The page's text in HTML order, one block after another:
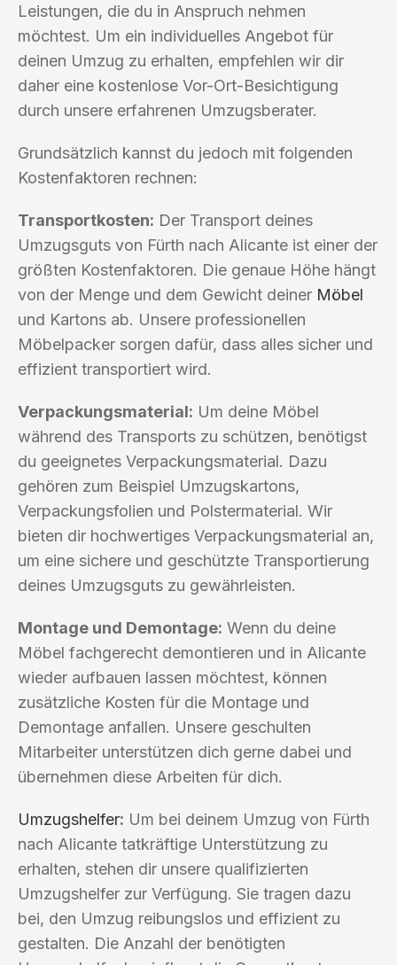
Leistungen, die du in Anspruch nehmen
möchtest. Um ein individuelles Angebot für
deinen Umzug zu erhalten, empfehlen wir dir
daher eine kostenlose Vor-Ort-Besichtigung
durch unsere erfahrenen Umzugsberater.
Grundsätzlich kannst du jedoch mit folgenden
Kostenfaktoren rechnen:
Transportkosten: Der Transport deines
Umzugsguts von Fürth nach Alicante ist einer der
größten Kostenfaktoren. Die genaue Höhe hängt
von der Menge und dem Gewicht deiner Möbel
und Kartons ab. Unsere professionellen
Möbelpacker sorgen dafür, dass alles sicher und
effizient transportiert wird.
Verpackungsmaterial: Um deine Möbel
während des Transports zu schützen, benötigst
du geeignetes Verpackungsmaterial. Dazu
gehören zum Beispiel Umzugskartons,
Verpackungsfolien und Polstermaterial. Wir
bieten dir hochwertiges Verpackungsmaterial an,
um eine sichere und geschützte Transportierung
deines Umzugsguts zu gewährleisten.
Montage und Demontage: Wenn du deine
Möbel fachgerecht demontieren und in Alicante
wieder aufbauen lassen möchtest, können
zusätzliche Kosten für die Montage und
Demontage anfallen. Unsere geschulten
Mitarbeiter unterstützen dich gerne dabei und
übernehmen diese Arbeiten für dich.
Umzugshelfer: Um bei deinem Umzug von Fürth
nach Alicante tatkräftige Unterstützung zu
erhalten, stehen dir unsere qualifizierten
Umzugshelfer zur Verfügung. Sie tragen dazu
bei, den Umzug reibungslos und effizient zu
gestalten. Die Anzahl der benötigten